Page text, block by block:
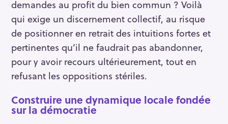
demandes au profit du bien commun ? Voilà
qui exige un discernement collectif, au risque
de positionner en retrait des intuitions fortes et
pertinentes qu’il ne faudrait pas abandonner,
pour y avoir recours ultérieurement, tout en
refusant les oppositions stériles.
Construire une dynamique locale fondée
sur la démocratie